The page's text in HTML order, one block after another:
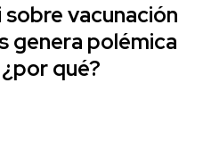
vacunación
genera polémica
qué?